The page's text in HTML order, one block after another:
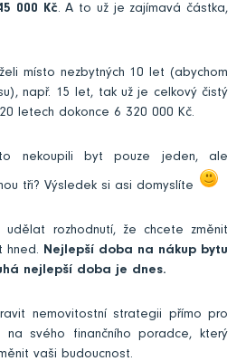
000 Kč. A to už je zajímavá částka,
místo nezbytných 10 let (abychom
např. 15 let, tak už je celkový čistý
letech dokonce 6 320 000 Kč.
nekoupili byt pouze jeden, ale
tři? Výsledek si asi domyslíte
udělat rozhodnutí, že chcete změnit
hned. Nejlepší doba na nákup bytu
nejlepší doba je dnes.
nemovitostní strategii přímo pro
svého finančního poradce, který
vaši budoucnost.